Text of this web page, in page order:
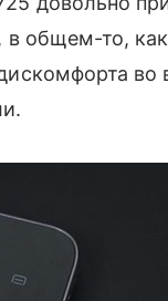
в общем-то,